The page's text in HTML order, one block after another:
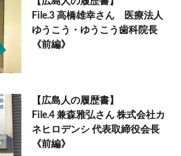
File.3 高橋雄幸さん 医療法人
ゆうこう・ゆうこう歯科院長
《前編》
【広島人の履歴書】
File.4 兼森雅弘さん 株式会社カ
ネヒロデンシ 代表取締役会長
《前編》